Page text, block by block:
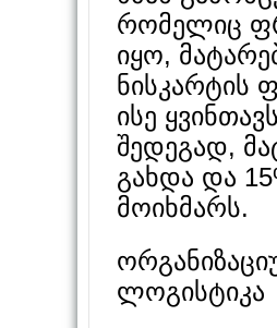
რომელიც
იყო,
ნისკარტის
ისე
შედეგად,
გახდა და
მოიხმარს.
ლოგისტიკა